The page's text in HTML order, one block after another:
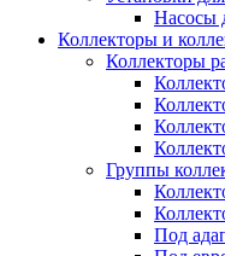
Насосы
Коллекторы и
Коллекторы
Группы
Под